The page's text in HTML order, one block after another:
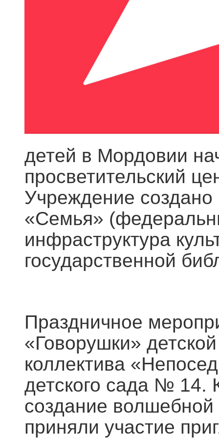
детей в Мордовии
просветительский
Учреждение создано
«Семья»
инфраструктура
государственной
Праздничное
«Говорушки»
коллектива
детского сада № 14.
создание волшебной
приняли участие